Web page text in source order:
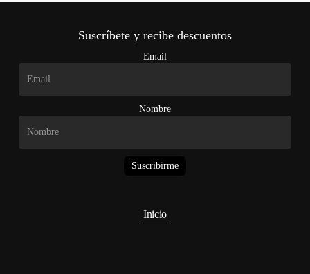
Suscríbete y recibe descuentos
Email
Nombre
Suscribirme
Inicio